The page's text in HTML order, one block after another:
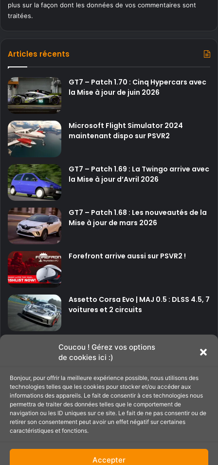
Coucou ! Gérez vos options
de cookies ici :)
Bonjour, pour offrir la meilleure expérience possible, nous utilisons des
technologies telles que les cookies pour stocker et/ou accéder aux
informations des appareils. Le fait de consentir à ces technologies nous
permettra de traiter des données telles que le comportement de
navigation ou les ID uniques sur ce site. Le fait de ne pas consentir ou de
retirer son consentement peut avoir un effet négatif sur certaines
caractéristiques et fonctions.
Accepter
plus sur la façon dont les données de vos commentaires sont
traitées.
Articles récents
GT7 – Patch 1.70 : Cinq Hypercars avec
la Mise à jour de juin 2026
Microsoft Flight Simulator 2024
maintenant dispo sur PSVR2
GT7 – Patch 1.69 : La Twingo arrive avec
la Mise à jour d’Avril 2026
GT7 – Patch 1.68 : Les nouveautés de la
Mise à jour de mars 2026
Forefront arrive aussi sur PSVR2 !
Assetto Corsa Evo | MAJ 0.5 : DLSS 4.5, 7
voitures et 2 circuits
P
a
e
r
P
e
u
Soutenir le site
C'est par ici pour filer un petit coup de main au
site ;)